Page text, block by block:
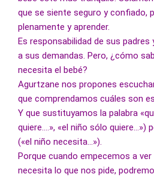
que se siente seguro y confiado,
plenamente y aprender.
Es responsabilidad de sus
a sus demandas. Pero, ¿cómo
necesita el bebé?
Agurtzane nos propones
que comprendamos cuáles son
Y que sustituyamos la palabra
quiere….», «el niño sólo quiere…»)
(«el niño necesita…»).
Porque cuando empecemos a
necesita lo que nos pide,